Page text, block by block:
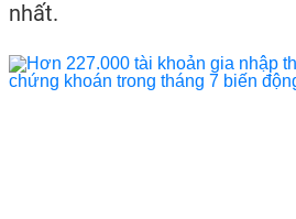
nhất.